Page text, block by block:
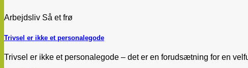
Arbejdsliv Så et frø
Trivsel er ikke et personalegode
Trivsel er ikke et personalegode – det er en forudsætning for en